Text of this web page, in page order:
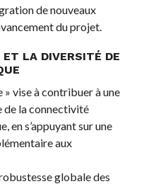
de nouveaux
du projet.
ET LA DIVERSITÉ DE
» vise à contribuer à une
de la connectivité
en s’appuyant sur une
aux
globale des